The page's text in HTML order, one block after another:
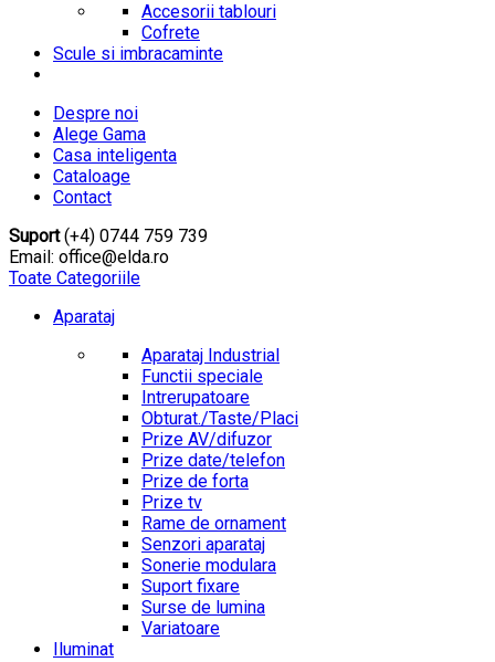
Accesorii tablouri
Cofrete
Scule si imbracaminte
Despre noi
Alege Gama
Casa inteligenta
Cataloage
Contact
Suport(+4) 0744 759 739
Email: office@elda.ro
Toate Categoriile
Aparataj
Aparataj Industrial
Functii speciale
Intrerupatoare
Obturat./Taste/Placi
Prize AV/difuzor
Prize date/telefon
Prize de forta
Prize tv
Rame de ornament
Senzori aparataj
Sonerie modulara
Suport fixare
Surse de lumina
Variatoare
Iluminat